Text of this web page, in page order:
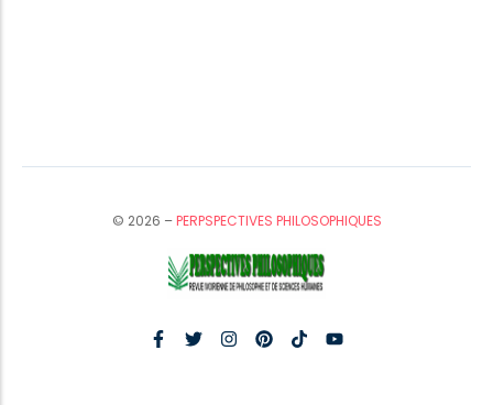
© 2026 –PERPSPECTIVES PHILOSOPHIQUES